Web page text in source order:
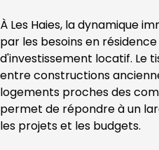
À Les Haies, la dynamique
par les besoins en
d'investissement locatif. Le
entre constructions
logements proches des
permet de répondre à un
les projets et les budgets.